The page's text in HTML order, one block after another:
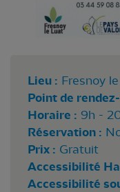
Lieu : Fresnoy
Point de
Horaire : 9h -
Réservation :
Prix : Gratuit
Accessibilité
Accessibilité